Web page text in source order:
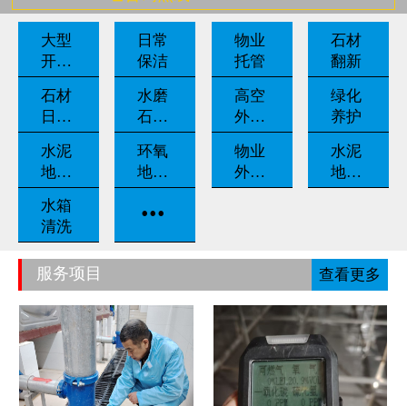
人才招聘
联系我们
大型
开荒
保洁
日常
保洁
物业
托管
石材
翻新
石材
日常
养护
水磨
石翻
新
高空
外墙
清洗
绿化
养护
水泥
地坪
固化
环氧
地坪
漆
物业
外包
保洁
水泥
地坪
打磨
水箱
清洗
...
服务项目 查看更多